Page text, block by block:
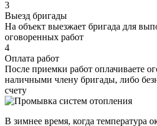
3
Выезд бригады
На объект выезжает бригада для
оговоренных работ
4
Оплата работ
После приемки работ оплачиваете
наличными члену бригады, либо
счету
В зимнее время, когда температура